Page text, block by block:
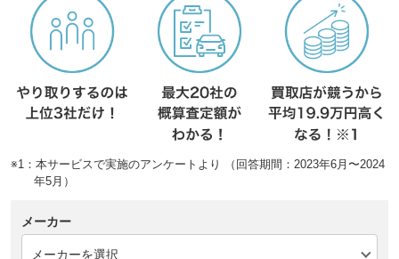
※1：本サービスで実施のアンケートより （回答期間：2023年6月〜2024
年5月）
メーカー